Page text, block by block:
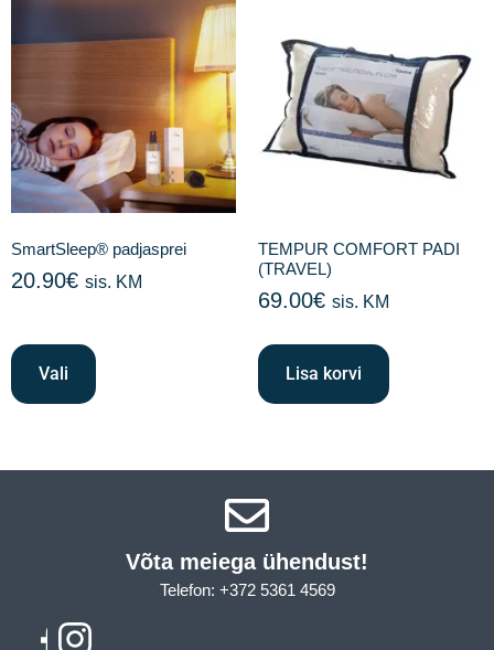
SmartSleep® padjasprei
20.90€ sis. KM
Vali
TEMPUR COMFORT PADI
(TRAVEL)
69.00€ sis. KM
Lisa korvi
Võta meiega ühendust!​
Telefon: +372 5361 4569